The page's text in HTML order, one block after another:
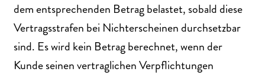
dem entsprechenden Betrag belastet, sobald diese
Vertragsstrafen bei Nichterscheinen durchsetzbar
sind. Es wird kein Betrag berechnet, wenn der
Kunde seinen vertraglichen Verpflichtungen